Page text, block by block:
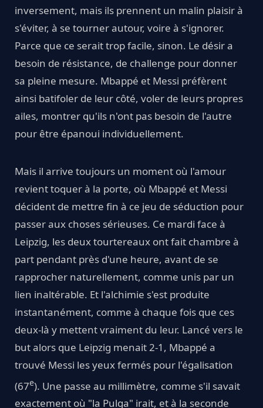
inversement, mais ils prennent un malin plaisir à
s'éviter, à se tourner autour, voire à s'ignorer.
Parce que ce serait trop facile, sinon. Le désir a
besoin de résistance, de challenge pour donner
sa pleine mesure. Mbappé et Messi préfèrent
ainsi batifoler de leur côté, voler de leurs propres
ailes, montrer qu'ils n'ont pas besoin de l'autre
pour être épanoui individuellement.
Mais il arrive toujours un moment où l'amour
revient toquer à la porte, où Mbappé et Messi
décident de mettre fin à ce jeu de séduction pour
passer aux choses sérieuses. Ce mardi face à
Leipzig, les deux tourtereaux ont fait chambre à
part pendant près d'une heure, avant de se
rapprocher naturellement, comme unis par un
lien inaltérable. Et l'alchimie s'est produite
instantanément, comme à chaque fois que ces
deux-là y mettent vraiment du leur. Lancé vers le
but alors que Leipzig menait 2-1, Mbappé a
trouvé Messi les yeux fermés pour l'égalisation
(67e). Une passe au millimètre, comme s'il savait
exactement où "la Pulga" irait, et à la seconde